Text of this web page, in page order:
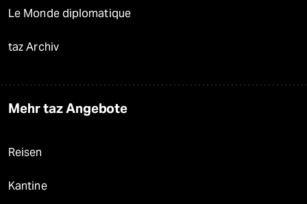
Le Monde diplomatique
taz Archiv
Mehr taz Angebote
Reisen
Kantine